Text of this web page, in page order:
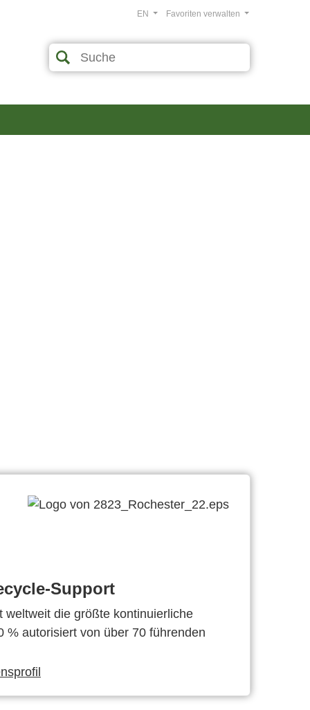
Favoriten verwalten
EN
Support
weltweit die größte kontinuierliche
% autorisiert von über 70 führenden